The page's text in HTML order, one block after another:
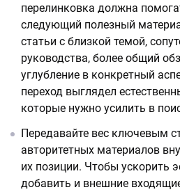
перелинковка должна
следующий полезный
статьи с близкой темой,
руководства, более общий
углубление в конкретный
переход выглядел
которые нужно усилить в
Передавайте вес ключевым
авторитетных материалов
их позиции. Чтобы ускорить
добавить и внешние